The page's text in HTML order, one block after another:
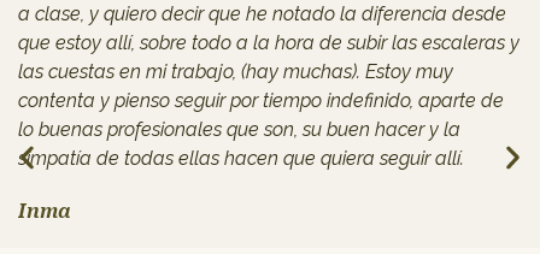
a clase, y quiero decir que he notado la diferencia desde
que estoy allí, sobre todo a la hora de subir las escaleras y
las cuestas en mi trabajo, (hay muchas). Estoy muy
contenta y pienso seguir por tiempo indefinido, aparte de
lo buenas profesionales que son, su buen hacer y la
simpatía de todas ellas hacen que quiera seguir allí.
Inma